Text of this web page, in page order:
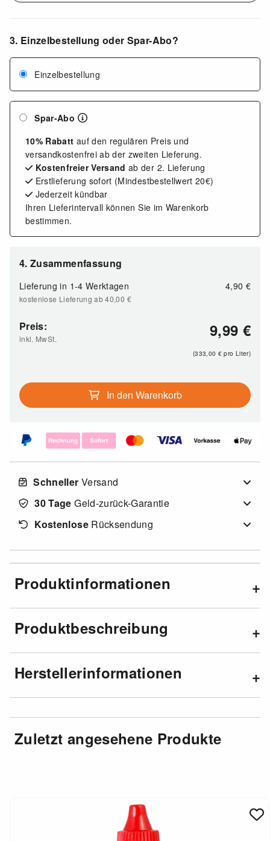
3. Einzelbestellung oder Spar-Abo?
Einzelbestellung
Spar-Abo
10% Rabatt auf den regulären Preis und
versandkostenfrei ab der zweiten Lieferung.
Kostenfreier Versand ab der 2. Lieferung
Erstlieferung sofort (Mindestbestellwert 20€)
Jederzeit kündbar
Ihren Lieferintervall können Sie im Warenkorb
bestimmen.
4. Zusammenfassung
Lieferung in 1-4 Werktagen 4,90 €
kostenlose Lieferung ab 40,00 €
Preis:
inkl. MwSt. 9,99 €
(333,00 € pro Liter)
In den Warenkorb
Schneller Versand
30 Tage Geld-zurück-Garantie
KostenloseRücksendung
Produktinformationen
Produktbeschreibung
Herstellerinformationen
Zuletzt angesehene Produkte